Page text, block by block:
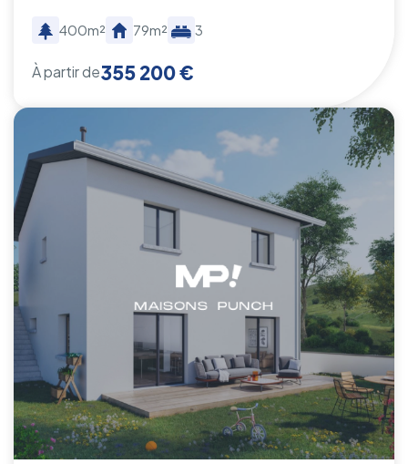
400m² 79m² 3
À partir de355 200 €